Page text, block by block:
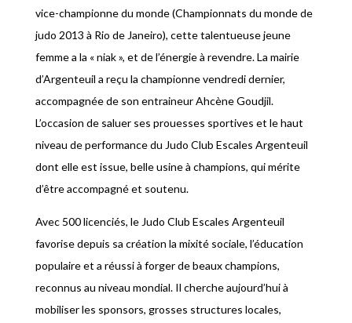
vice-championne du monde (Championnats du monde de
judo 2013 à Rio de Janeiro), cette talentueuse jeune
femme a la « niak », et de l’énergie à revendre. La mairie
d’Argenteuil a reçu la championne vendredi dernier,
accompagnée de son entraineur Ahcène Goudjil.
L’occasion de saluer ses prouesses sportives et le haut
niveau de performance du Judo Club Escales Argenteuil
dont elle est issue, belle usine à champions, qui mérite
d’être accompagné et soutenu.
Avec 500 licenciés, le Judo Club Escales Argenteuil
favorise depuis sa création la mixité sociale, l’éducation
populaire et a réussi à forger de beaux champions,
reconnus au niveau mondial. Il cherche aujourd’hui à
mobiliser les sponsors, grosses structures locales,